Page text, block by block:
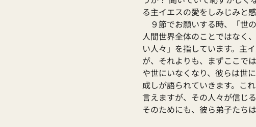
る主イエスの愛をしみじみと
９節でお願いする時、「世
人間世界全体のことではなく
い人々」を指しています。主
が、それよりも、まずここで
や世にいなくなり、彼らは世
成しが語られていきます。こ
言えますが、その人々が信じ
そのためにも、彼ら弟子たち